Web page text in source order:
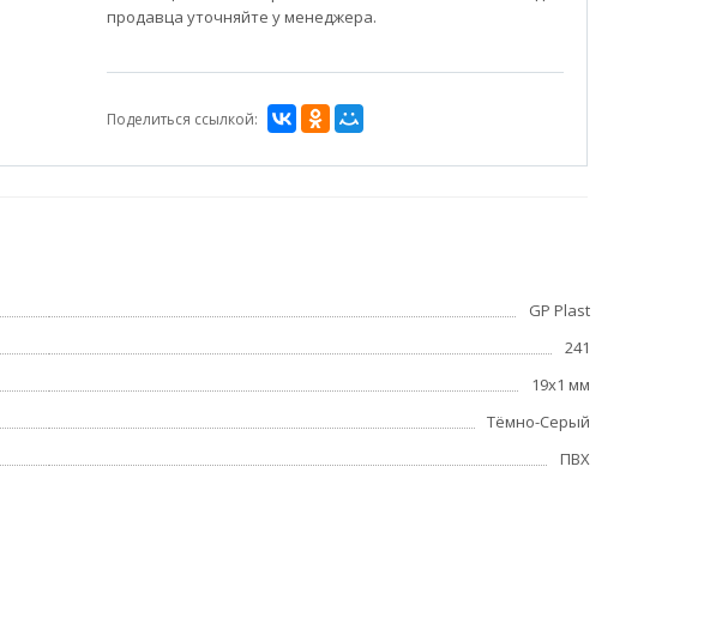
продавца уточняйте у менеджера.
Поделиться ссылкой:
GP Plast
241
19x1 мм
Тёмно-Серый
ПВХ